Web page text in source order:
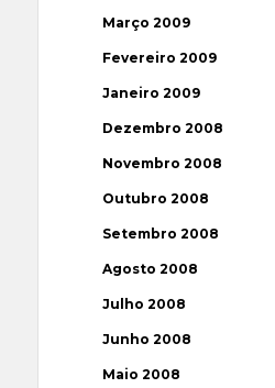
Março 2009
Fevereiro 2009
Janeiro 2009
Dezembro 2008
Novembro 2008
Outubro 2008
Setembro 2008
Agosto 2008
Julho 2008
Junho 2008
Maio 2008